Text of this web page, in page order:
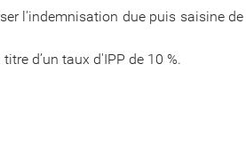
l'indemnisation due puis saisine
d’un taux d'IPP de 10 %.